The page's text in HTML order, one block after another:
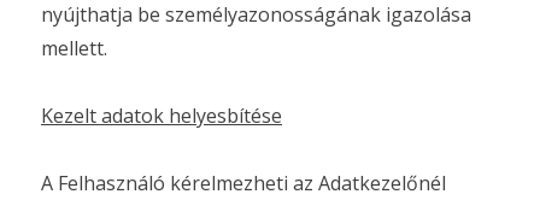
nyújthatja be személyazonosságának igazolása
mellett.
Kezelt adatok helyesbítése
A Felhasználó kérelmezheti az Adatkezelőnél